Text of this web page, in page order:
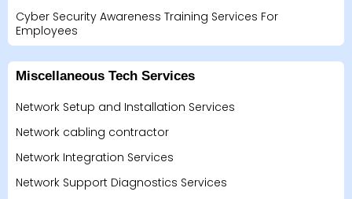
Cyber Security Awareness Training Services For
Employees
Miscellaneous Tech Services
Network Setup and Installation Services
Network cabling contractor
Network Integration Services
Network Support Diagnostics Services